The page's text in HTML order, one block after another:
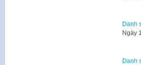
Danh
Ngày
Danh